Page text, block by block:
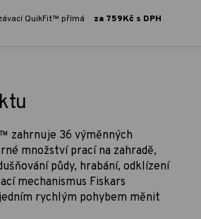
QuikFit™ přímá za 759Kč s DPH
zahrnuje 36 výměnných
množství prací na zahradě,
půdy, hrabání, odklízení
mechanismus Fiskars
rychlým pohybem měnit